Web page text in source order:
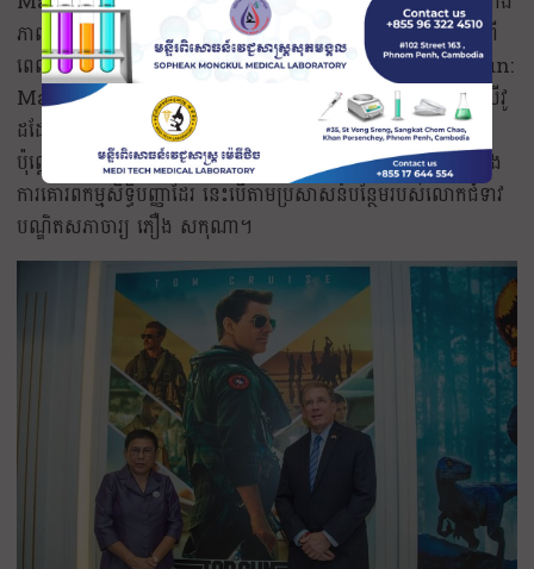
ភាពយន្ត Legend Premium Exchange Square កាលពី
ពេលថ្មីៗនេះ។ យ៉ាងណាមិញ​ ការចាក់បញ្ចាំងភាពយន្តរឿង Top Gun:
Maverickនេះមិនត្រឹមតែជាវេទិកាសម្រាប់ផ្សាព្វផ្សាយភាពយន្តហូលីវូ
ដដែលបង្កប់ខ្លឹមសារអប់រំ និងបង្ហាញពីបច្ចេកវិទ្យាទំនើបក្នុងការផលិត
ប៉ុណ្ណោះទេ តែក៏ជាវេទិកាដ៏សំខាន់ក្នុងការចែករំលែក បញ្ជៀបចំណេះដឹង
ការគោរពកម្មសិទ្ធិបញ្ញាដែរ នេះបើតាមប្រសាសន៍បន្ថែមរបស់លោកជំទាវ
បណ្ឌិតសភាចារ្យ ភឿង សកុណា។